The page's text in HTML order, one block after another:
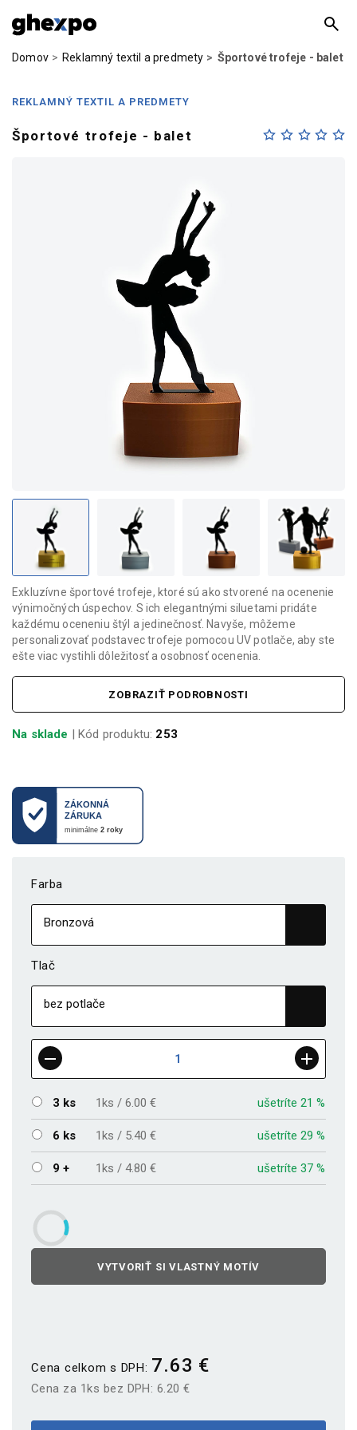
Domov Reklamný textil a predmety Športové trofeje - balet
REKLAMNÝ TEXTIL A PREDMETY
Športové trofeje - balet
Exkluzívne športové trofeje, ktoré sú ako stvorené na ocenenie
výnimočných úspechov. S ich elegantnými siluetami pridáte
každému oceneniu štýl a jedinečnosť. Navyše, môžeme
personalizovať podstavec trofeje pomocou UV potlače, aby ste
ešte viac vystihli dôležitosť a osobnosť ocenenia.
ZOBRAZIŤ PODROBNOSTI
Na sklade | Kód produktu: 253
Farba
Tlač
3 ks 1ks / 6.00 € ušetríte 21 %
6 ks 1ks / 5.40 € ušetríte 29 %
9 + 1ks / 4.80 € ušetríte 37 %
VYTVORIŤ SI VLASTNÝ MOTÍV
Cena celkom s DPH: 7.63 €
Cena za 1ks bez DPH: 6.20 €